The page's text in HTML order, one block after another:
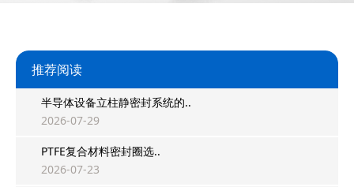
推荐阅读
半导体设备立柱静密封系统的..
2026-07-29
PTFE复合材料密封圈选..
2026-07-23